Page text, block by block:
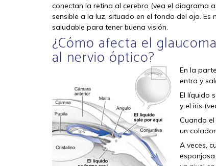
conectan la retina al cerebro (vea el diagrama
sensible a la luz, situado en el fondo del ojo. Es
saludable para tener buena visión.
¿Cómo afecta el
al nervio óptico?
En la
entra y
El líquido
y el iris
Cuando
un
A veces,